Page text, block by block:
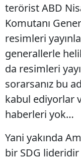
terörist ABD
Komutanı
resimleri
generallerle
da resimleri
sorarsanız bu
kabul ediyorlar
haberleri yok…
Yani yakında
bir SDG lideridir